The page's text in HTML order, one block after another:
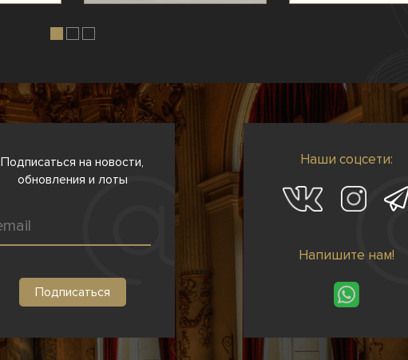
Подписаться на новости,
обновления и лоты
Наши соцсети:
Напишите нам!